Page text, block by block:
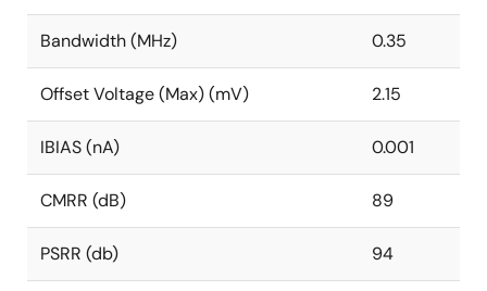
Bandwidth (MHz) 0.35
Offset Voltage (Max) (mV) 2.15
IBIAS (nA) 0.001
CMRR (dB) 89
PSRR (db) 94